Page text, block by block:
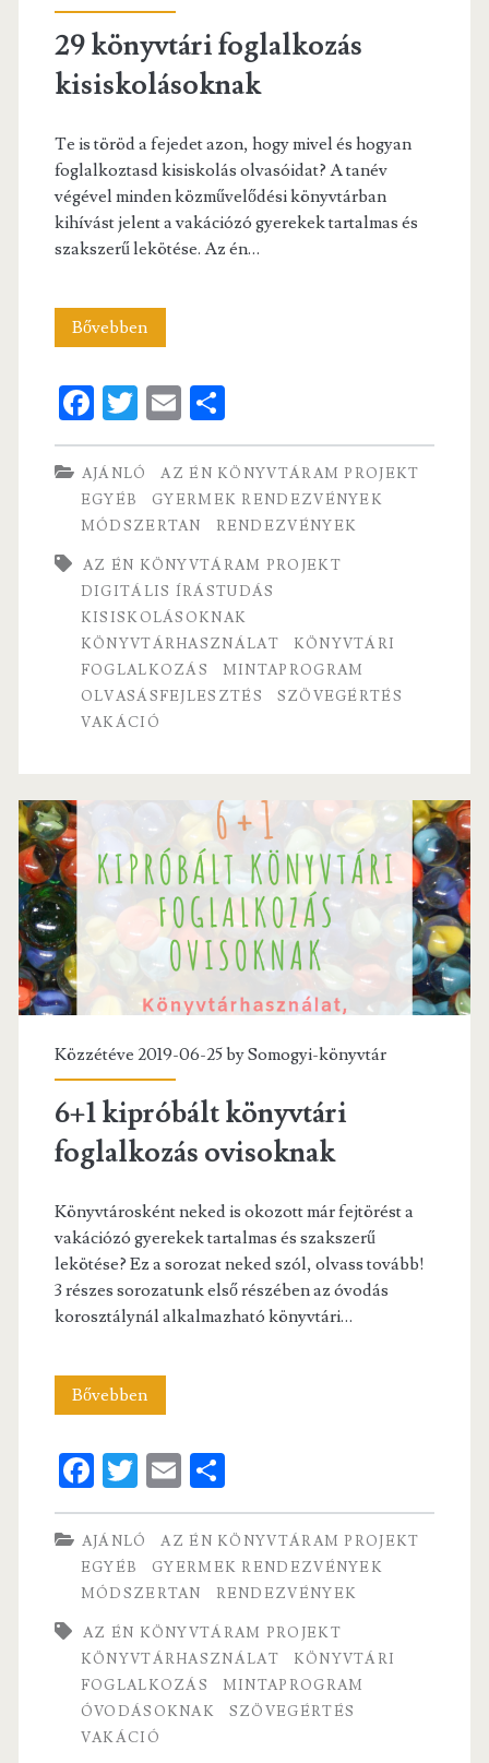
29 könyvtári foglalkozás
kisiskolásoknak
Te is töröd a fejedet azon, hogy mivel és hogyan
foglalkoztasd kisiskolás olvasóidat? A tanév
végével minden közművelődési könyvtárban
kihívást jelent a vakációzó gyerekek tartalmas és
szakszerű lekötése. Az én…
Bővebben29
foglalkozás
kisiskolásoknak
Fa
ce
b
o
o
k
T
w
itt
er
E
m
ai
l
S
ha
re
AJÁNLÓ
AZ ÉN KÖNYVTÁRAM PROJEKT
EGYÉB
GYERMEK RENDEZVÉNYEK
MÓDSZERTAN
RENDEZVÉNYEK
AZ ÉN KÖNYVTÁRAM PROJEKT
DIGITÁLIS ÍRÁSTUDÁS
KISISKOLÁSOKNAK
KÖNYVTÁRHASZNÁLAT
KÖNYVTÁRI
FOGLALKOZÁS
MINTAPROGRAM
OLVASÁSFEJLESZTÉS
SZÖVEGÉRTÉS
VAKÁCIÓ
Közzétéve 2019-06-25 bySomogyi-könyvtár
6+1 kipróbált könyvtári
foglalkozás ovisoknak
Könyvtárosként neked is okozott már fejtörést a
vakációzó gyerekek tartalmas és szakszerű
lekötése? Ez a sorozat neked szól, olvass tovább!
3 részes sorozatunk első részében az óvodás
korosztálynál alkalmazható könyvtári…
Bővebben6+1
könyvtári
foglalkozás
ovisoknak
Fa
ce
b
o
o
k
T
w
itt
er
E
m
ai
l
S
ha
re
AJÁNLÓ
AZ ÉN KÖNYVTÁRAM PROJEKT
EGYÉB
GYERMEK RENDEZVÉNYEK
MÓDSZERTAN
RENDEZVÉNYEK
AZ ÉN KÖNYVTÁRAM PROJEKT
KÖNYVTÁRHASZNÁLAT
KÖNYVTÁRI
FOGLALKOZÁS
MINTAPROGRAM
ÓVODÁSOKNAK
SZÖVEGÉRTÉS
VAKÁCIÓ